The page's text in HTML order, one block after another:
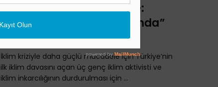
İklim Aktivistleri TBMM’de:
“Geleceğimiz Tehlike Altında”
21 ŞUBAT 2024
İklim kriziyle daha güçlü mücadele için Türkiye’nin
ilk iklim davasını açan üç genç iklim aktivisti ve
iklim inkarcılığının durdurulması için ...